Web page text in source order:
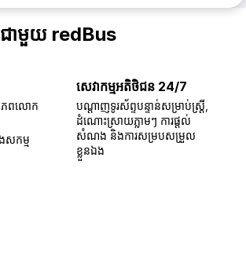
ជាមួយ redBus
ភពលោក
សកម្ម
សេវាកម្មអតិថិជន 24/7
បណ្តាញទូរស័ព្ទបន្ទាន់សម្រាប់ស្ត្រី,
ដំណោះស្រាយភ្លាមៗ ការផ្តល់
សំណង និងការសម្របសម្រួល
ខ្លួនឯង